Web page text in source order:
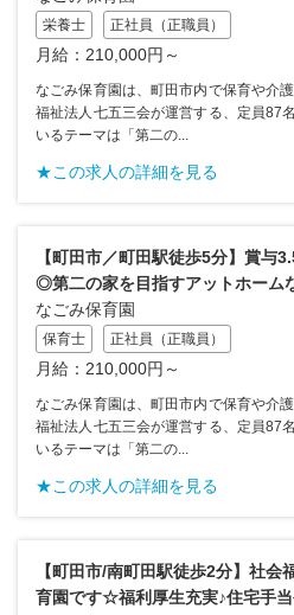
栄養士 正社員（正職員）
月給：210,000円～
なごみ保育園は、町田市内で保育や介
福祉法人七五三会が運営する、定員87
いるテーマは「第二の...
★この求人の詳細を見る
【町田市／町田駅徒歩5分】賞与
◎第二の家を目指すアットホーム
なごみ保育園
保育士 正社員（正職員）
月給：210,000円～
なごみ保育園は、町田市内で保育や介
福祉法人七五三会が運営する、定員87
いるテーマは「第二の...
★この求人の詳細を見る
【町田市/南町田駅徒歩2分】社会
育園です☆福利厚生充実♪住宅手